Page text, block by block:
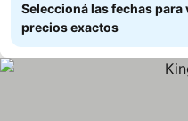
Seleccioná las fechas para
precios exactos